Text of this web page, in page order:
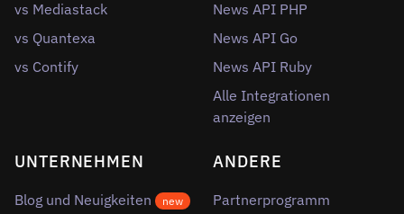
vs Mediastack
vs Quantexa
vs Contify
News API PHP
News API Go
News API Ruby
Alle Integrationen
anzeigen
UNTERNEHMEN
Blog und Neuigkeiten new
ANDERE
Partnerprogramm